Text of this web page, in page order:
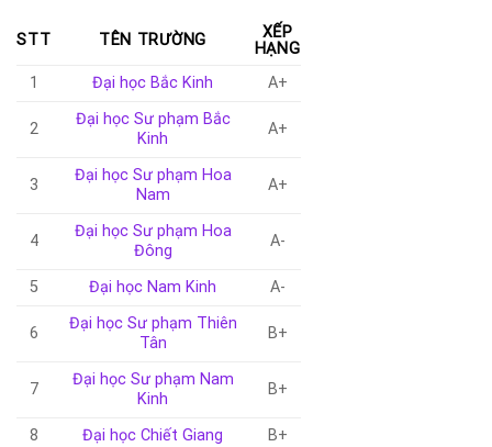
STT TÊN TRƯỜNG
XẾP
HẠNG
1
Đại học Bắc Kinh A+
2
Đại học Sư phạm Bắc
Kinh
A+
3
Đại học Sư phạm Hoa
Nam
A+
4
Đại học Sư phạm Hoa
Đông
A-
5 Đại học Nam Kinh A-
6
Đại học Sư phạm Thiên
Tân
B+
7
Đại học Sư phạm Nam
Kinh
B+
8 Đại học Chiết Giang B+